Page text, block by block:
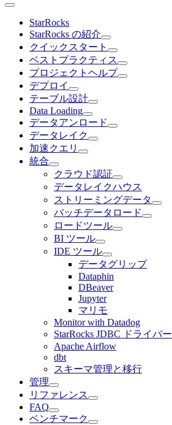
StarRocks
StarRocks の紹介
クイックスタート
ベストプラクティス
プロジェクトヘルプ
デプロイ
テーブル設計
Data Loading
データアンロード
データレイク
加速クエリ
統合
クラウド認証
データレイクハウス
ストリーミングデータ
バッチデータロード
ロードツール
BI ツール
IDE ツール
データグリップ
Dataphin
DBeaver
Jupyter
マリモ
Monitor with Datadog
StarRocks JDBC ドライバー
Apache Airflow
dbt
スキーマ管理と移行
管理
リファレンス
FAQ
ベンチマーク